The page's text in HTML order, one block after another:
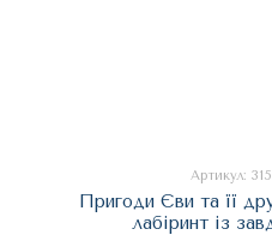
Артикул:
Пригоди Єви та її
лабіринт із